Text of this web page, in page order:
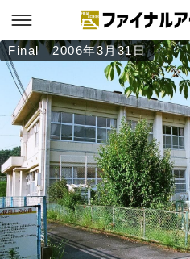
注目コンテンツ 一覧
ファイナルアクセスとは
メディアの編集方針とコ
プライバシーポリシー
お問合せ
免責事項
フリーワードで探す
Final 2006年3月31日